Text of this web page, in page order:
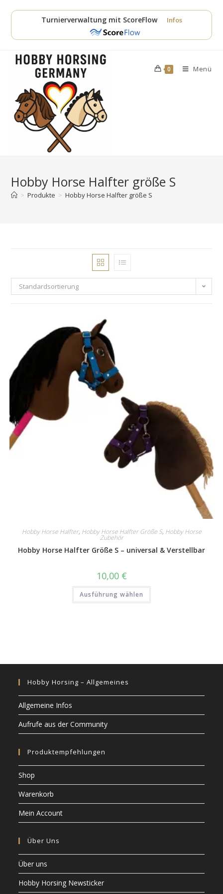
Inhalt
Turnierverwaltung mit ScoreFlow Infos
0 Menü
Hobby Horse Halfter größe S
> Produkte > Hobby Horse Halfter größe S
Standardsortierung
Hobby Horse Halfter, Hobby Horse Halfter Größe S, Hobby Horse
Zubehör
Hobby Horse Halfter Größe S – universal & Verstellbar
10,00 €
Ausführung wählen
Dieses
weist
Produktseite
Hobby Horsing – Allgemeines
Allgemeine Infos
Aufrufe aus der Community
Produktempfehlungen
Shop
Warenkorb
Mein Account
Über Uns
Über uns
Hobby Horsing Newsticker